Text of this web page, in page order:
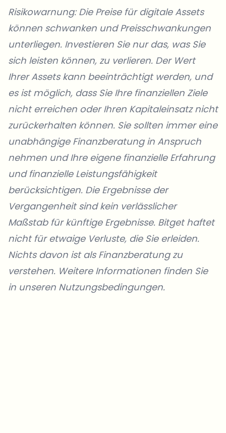
Risikowarnung: Die Preise für digitale Assets
können schwanken und Preisschwankungen
unterliegen. Investieren Sie nur das, was Sie
sich leisten können, zu verlieren. Der Wert
Ihrer Assets kann beeinträchtigt werden, und
es ist möglich, dass Sie Ihre finanziellen Ziele
nicht erreichen oder Ihren Kapitaleinsatz nicht
zurückerhalten können. Sie sollten immer eine
unabhängige Finanzberatung in Anspruch
nehmen und Ihre eigene finanzielle Erfahrung
und finanzielle Leistungsfähigkeit
berücksichtigen. Die Ergebnisse der
Vergangenheit sind kein verlässlicher
Maßstab für künftige Ergebnisse. Bitget haftet
nicht für etwaige Verluste, die Sie erleiden.
Nichts davon ist als Finanzberatung zu
verstehen. Weitere Informationen finden Sie
in unseren Nutzungsbedingungen.